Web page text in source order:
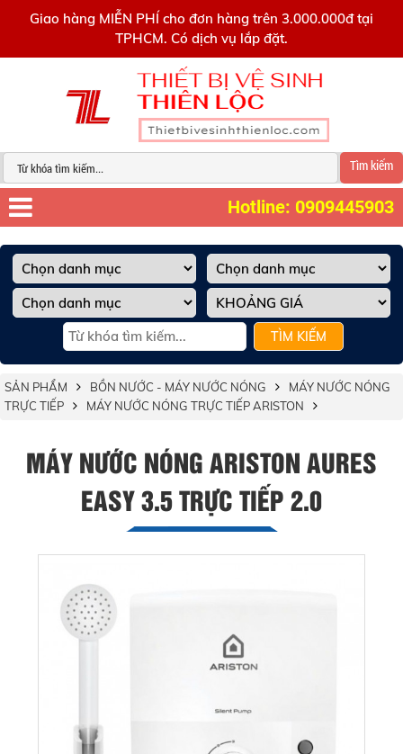
Giao hàng MIỄN PHÍ cho đơn hàng trên 3.000.000đ tại
TPHCM. Có dịch vụ lắp đặt.
Tìm kiếm
Hotline: 0909445903
TÌM KIẾM
SẢN PHẨM BỒN NƯỚC - MÁY NƯỚC NÓNG
MÁY NƯỚC NÓNG
TRỰC TIẾP
MÁY NƯỚC NÓNG TRỰC TIẾP ARISTON
MÁY NƯỚC NÓNG ARISTON AURES
EASY 3.5 TRỰC TIẾP 2.0
0909445903